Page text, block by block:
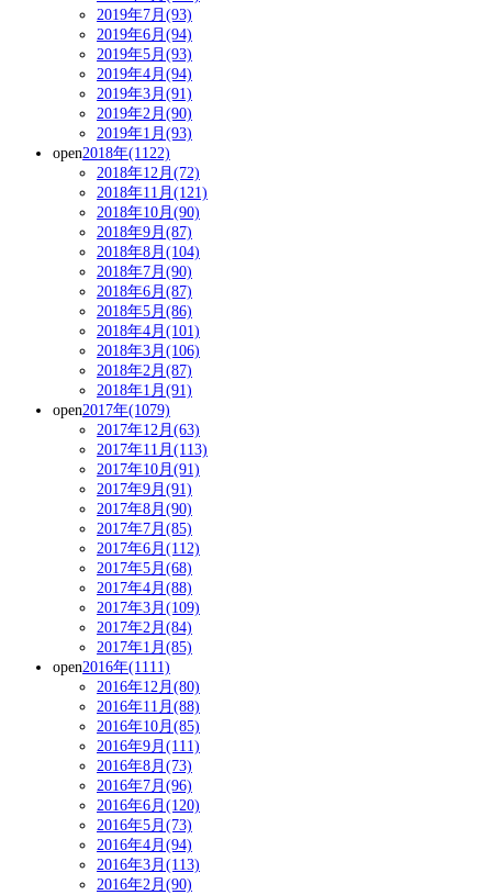
2019年7月(93)
2019年6月(94)
2019年5月(93)
2019年4月(94)
2019年3月(91)
2019年2月(90)
2019年1月(93)
open2018年(1122)
2018年12月(72)
2018年11月(121)
2018年10月(90)
2018年9月(87)
2018年8月(104)
2018年7月(90)
2018年6月(87)
2018年5月(86)
2018年4月(101)
2018年3月(106)
2018年2月(87)
2018年1月(91)
open2017年(1079)
2017年12月(63)
2017年11月(113)
2017年10月(91)
2017年9月(91)
2017年8月(90)
2017年7月(85)
2017年6月(112)
2017年5月(68)
2017年4月(88)
2017年3月(109)
2017年2月(84)
2017年1月(85)
open2016年(1111)
2016年12月(80)
2016年11月(88)
2016年10月(85)
2016年9月(111)
2016年8月(73)
2016年7月(96)
2016年6月(120)
2016年5月(73)
2016年4月(94)
2016年3月(113)
2016年2月(90)